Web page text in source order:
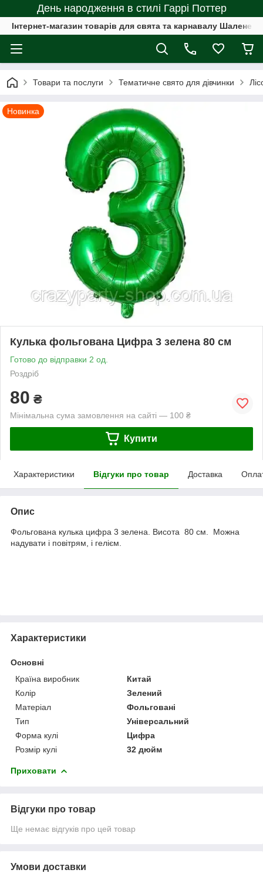
День народження в стилі Гаррі Поттер
Інтернет-магазин товарів для свята та карнавалу Шалене
Товари та послуги Тематичне свято для дівчинки
Новинка
Кулька фольгована Цифра 3 зелена 80 см
Готово до відправки 2 од.
Роздріб
80 ₴
Мінімальна сума замовлення на сайті — 100 ₴
Купити
Характеристики Відгуки про товар Доставка
Опис
Фольгована кулька цифра 3 зелена. Висота 80 см. Можна
надувати і повітрям, і гелієм.
Характеристики
Основні
Країна виробник
Китай
Колір
Зелений
Матеріал
Фольговані
Тип
Універсальний
Форма кулі
Цифра
Розмір кулі
32 дюйм
Приховати
Відгуки про товар
Ще немає відгуків про цей товар
Умови доставки